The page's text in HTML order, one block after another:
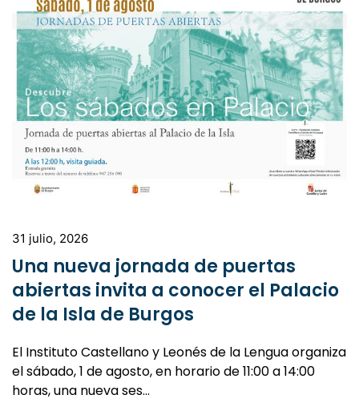
31 julio, 2026
Una nueva jornada de puertas
abiertas invita a conocer el Palacio
de la Isla de Burgos
El Instituto Castellano y Leonés de la Lengua organiza
el sábado, 1 de agosto, en horario de 11:00 a 14:00
horas, una nueva ses…